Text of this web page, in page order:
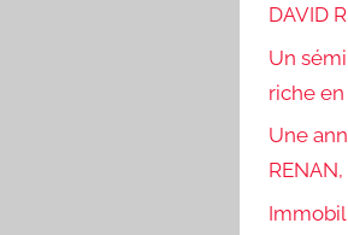
DAVID
Un
riche
Une